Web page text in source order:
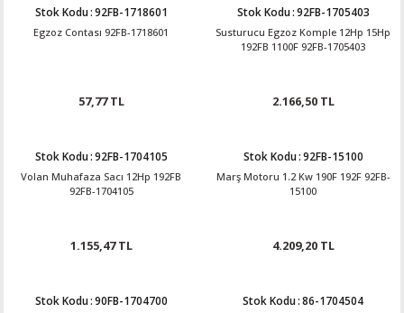
Stok Kodu:92FB-1718601
Egzoz Contası 92FB-1718601
57,77 TL
Stok Kodu:92FB-1705403
Susturucu Egzoz Komple 12Hp 15Hp
192FB 1100F 92FB-1705403
2.166,50 TL
Stok Kodu:92FB-1704105
Volan Muhafaza Sacı 12Hp 192FB
92FB-1704105
1.155,47 TL
Stok Kodu:92FB-15100
Marş Motoru 1.2 Kw 190F 192F 92FB-
15100
4.209,20 TL
Stok Kodu:90FB-1704700 Stok Kodu:86-1704504